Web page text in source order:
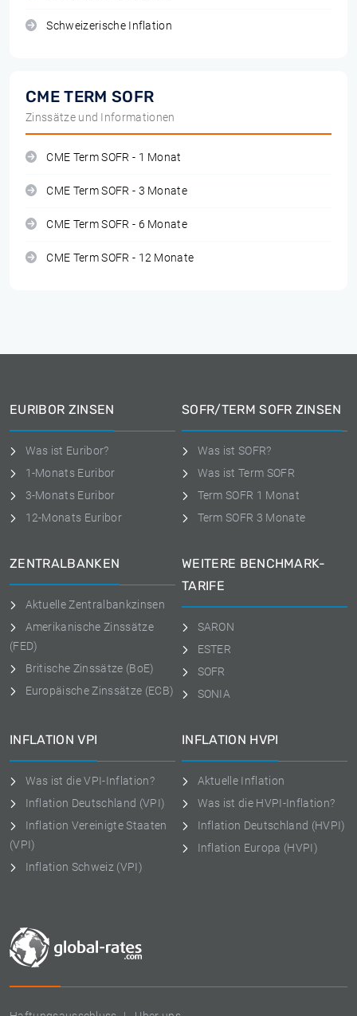
Schweizerische Inflation
CME TERM SOFR
Zinssätze und Informationen
CME Term SOFR - 1 Monat
CME Term SOFR - 3 Monate
CME Term SOFR - 6 Monate
CME Term SOFR - 12 Monate
EURIBOR ZINSEN
Was ist Euribor?
1-Monats Euribor
3-Monats Euribor
12-Monats Euribor
SOFR/TERM SOFR ZINSEN
Was ist SOFR?
Was ist Term SOFR
Term SOFR 1 Monat
Term SOFR 3 Monate
ZENTRALBANKEN
Aktuelle Zentralbankzinsen
Amerikanische Zinssätze
(FED)
Britische Zinssätze (BoE)
Europäische Zinssätze (ECB)
WEITERE BENCHMARK-
TARIFE
SARON
ESTER
SOFR
SONIA
INFLATION VPI
Was ist die VPI-Inflation?
Inflation Deutschland (VPI)
Inflation Vereinigte Staaten
(VPI)
Inflation Schweiz (VPI)
INFLATION HVPI
Aktuelle Inflation
Was ist die HVPI-Inflation?
Inflation Deutschland (HVPI)
Inflation Europa (HVPI)